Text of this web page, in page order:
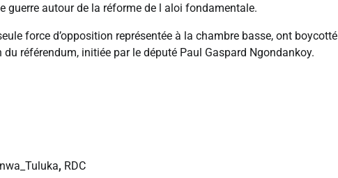
autour de la réforme de l aloi fondamentale.
force d’opposition représentée à la chambre basse, ont boycotté
référendum, initiée par le député Paul Gaspard Ngondankoy.
, RDC